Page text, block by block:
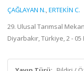
ÇAĞLAYAN N.,ERTEKİN C.
29. Ulusal Tarımsal
Diyarbakır, Türkiye, 2 -